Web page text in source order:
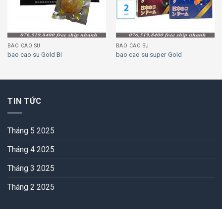
BAO CAO SU
bao cao su Gold Bi
BAO CAO SU
bao cao su super Gold
TIN TỨC
Tháng 5 2025
Tháng 4 2025
Tháng 3 2025
Tháng 2 2025